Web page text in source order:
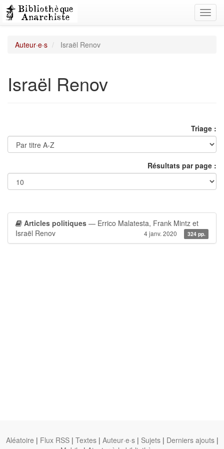
Auteur·e·s Israël Renov
Israël Renov
Triage :
Résultats par page :
Articles politiques — Errico Malatesta, Frank Mintz et
Israël Renov
4 janv. 2020 324 pp.
Aléatoire | Flux RSS | Textes | Auteur·e·s | Sujets | Derniers ajouts |